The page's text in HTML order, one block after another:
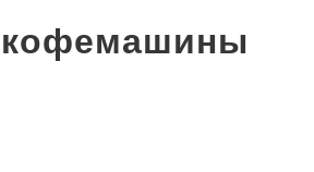
кофемашины